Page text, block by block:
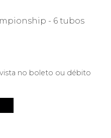
- 6 tubos
no boleto ou débito